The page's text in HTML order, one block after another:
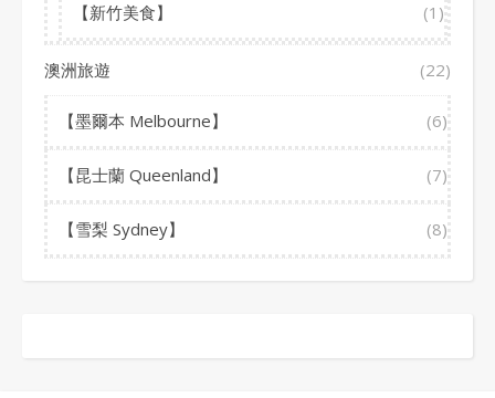
【新竹美食】 (1)
澳洲旅遊 (22)
【墨爾本 Melbourne】 (6)
【昆士蘭 Queenland】 (7)
【雪梨 Sydney】 (8)